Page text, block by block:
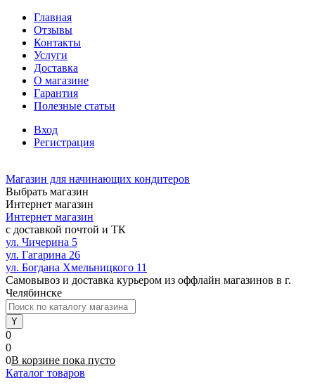
Главная
Отзывы
Контакты
Услуги
Доставка
О магазине
Гарантия
Полезные статьи
Вход
Регистрация
Магазин для начинающих кондитеров
Выбрать магазин
Интернет магазин
Интернет магазин
с доставкой почтой и ТК
ул. Чичерина 5
ул. Гагарина 26
ул. Богдана Хмельницкого 11
Самовывоз и доставка курьером из оффлайн магазинов в г.
Челябинске
0
0
0В корзине пока пусто
Каталог товаров